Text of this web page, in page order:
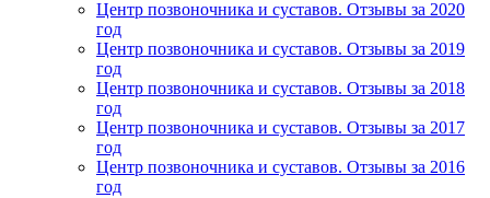
Центр позвоночника и суставов. Отзывы за 2020
год
Центр позвоночника и суставов. Отзывы за 2019
год
Центр позвоночника и суставов. Отзывы за 2018
год
Центр позвоночника и суставов. Отзывы за 2017
год
Центр позвоночника и суставов. Отзывы за 2016
год